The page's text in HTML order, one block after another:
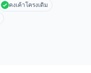
คงเค้าโครงเดิม